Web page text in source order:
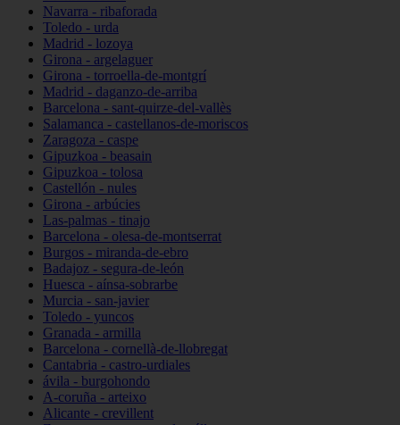
Navarra - ribaforada
Toledo - urda
Madrid - lozoya
Girona - argelaguer
Girona - torroella-de-montgrí
Madrid - daganzo-de-arriba
Barcelona - sant-quirze-del-vallès
Salamanca - castellanos-de-moriscos
Zaragoza - caspe
Gipuzkoa - beasain
Gipuzkoa - tolosa
Castellón - nules
Girona - arbúcies
Las-palmas - tinajo
Barcelona - olesa-de-montserrat
Burgos - miranda-de-ebro
Badajoz - segura-de-león
Huesca - aínsa-sobrarbe
Murcia - san-javier
Toledo - yuncos
Granada - armilla
Barcelona - cornellà-de-llobregat
Cantabria - castro-urdiales
ávila - burgohondo
A-coruña - arteixo
Alicante - crevillent